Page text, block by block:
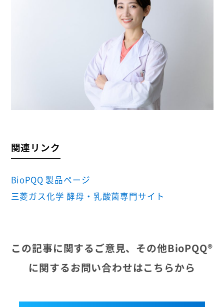
関連リンク
BioPQQ 製品ページ
三菱ガス化学 酵母・乳酸菌専門サイト
この記事に関するご意見、その他BioPQQ®
に関するお問い合わせはこちらから